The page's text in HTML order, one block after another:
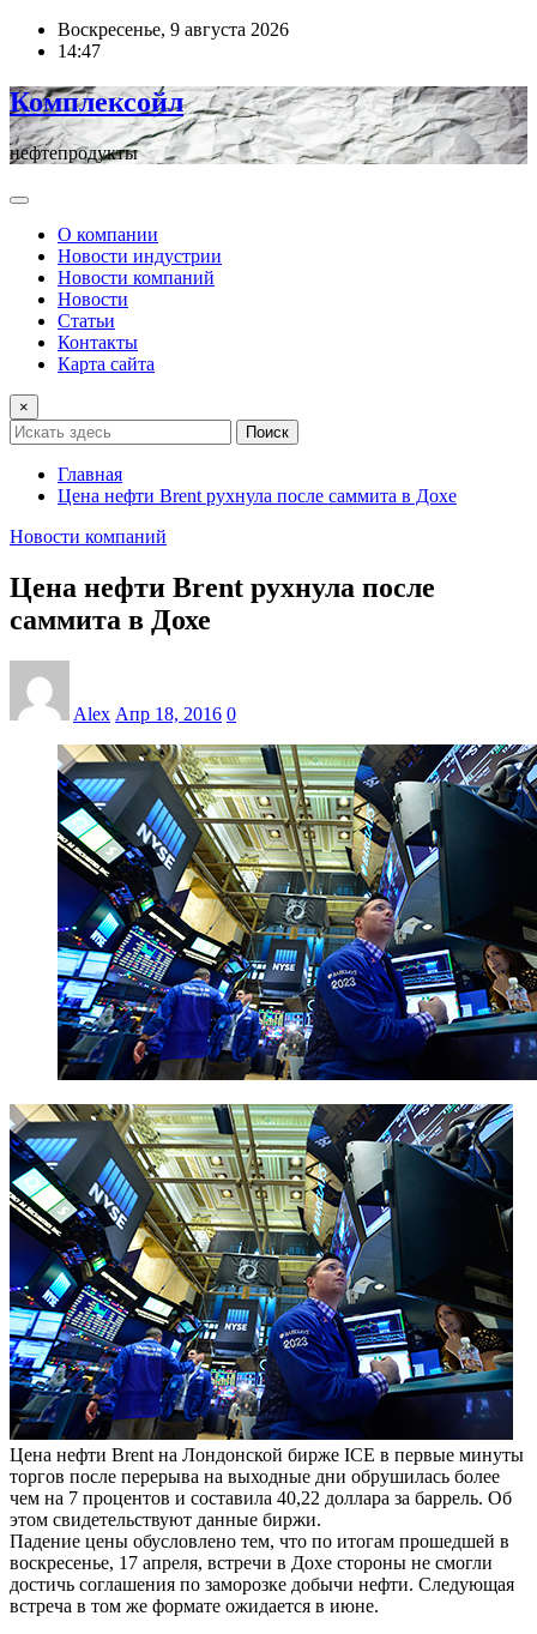
ПерейтиВоскресенье, 9 августа 2026
14:47
Комплексойл
нефтепродукты
О компании
Новости индустрии
Новости компаний
Новости
Статьи
Контакты
Карта сайта
×
Поиск
Главная
Цена нефти Brent рухнула после саммита в Дохе
Новости компаний
Цена нефти Brent рухнула после
саммита в Дохе
Alex Апр 18, 2016 0
Цена нефти Brent на Лондонской бирже ICE в первые минуты
торгов после перерыва на выходные дни обрушилась более
чем на 7 процентов и составила 40,22 доллара за баррель. Об
этом свидетельствуют данные биржи.
Падение цены обусловлено тем, что по итогам прошедшей в
воскресенье, 17 апреля, встречи в Дохе стороны не смогли
достичь соглашения по заморозке добычи нефти. Следующая
встреча в том же формате ожидается в июне.